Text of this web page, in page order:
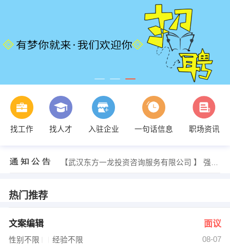
找工作 找人才 入驻企业 一句话信息 职场资讯
李梦诗 发布 [文员 ] 招聘信息
【孝感市集包网络科技有限公司】 强势入驻
【武汉东方一龙投资咨询服务有限公司 】 强势入驻
热门推荐
文案编辑 面议
性别不限 经验不限
08-07